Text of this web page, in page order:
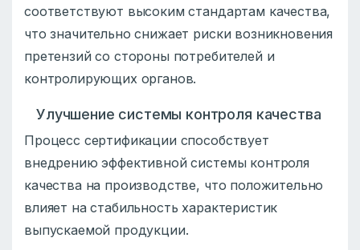
соответствуют высоким стандартам качества,
что значительно снижает риски возникновения
претензий со стороны потребителей и
контролирующих органов.
Улучшение системы контроля качества
Процесс сертификации способствует
внедрению эффективной системы контроля
качества на производстве, что положительно
влияет на стабильность характеристик
выпускаемой продукции.